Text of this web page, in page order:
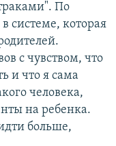
По
системе, которая
с чувством, что
и что я сама
человека,
на ребенка.
больше,